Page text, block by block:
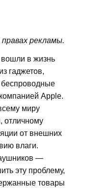
рекламы.
в жизнь
гаджетов,
беспроводные
Apple.
миру
отличному
от внешних
влаги.
—
эту проблему,
товары